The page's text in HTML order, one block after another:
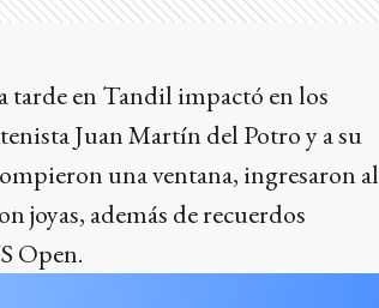
en Tandil impactó en los
Juan Martín del Potro y a su
una ventana, ingresaron al
joyas, además de recuerdos
Open.